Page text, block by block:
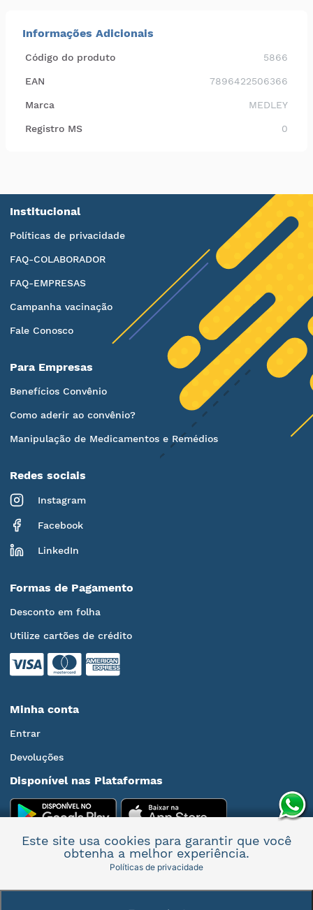
Informações Adicionais
Código do produto 5866
EAN 7896422506366
Marca MEDLEY
Registro MS 0
Institucional
Políticas de privacidade
FAQ-COLABORADOR
FAQ-EMPRESAS
Campanha vacinação
Fale Conosco
Para Empresas
Benefícios Convênio
Como aderir ao convênio?
Manipulação de Medicamentos e Remédios
Redes sociais
Instagram
Facebook
LinkedIn
Formas de Pagamento
Desconto em folha
Utilize cartões de crédito
Minha conta
Entrar
Devoluções
Disponível nas Plataformas
Mais informações
Este site usa cookies para garantir que você
obtenha a melhor experiência.
Políticas de privacidade